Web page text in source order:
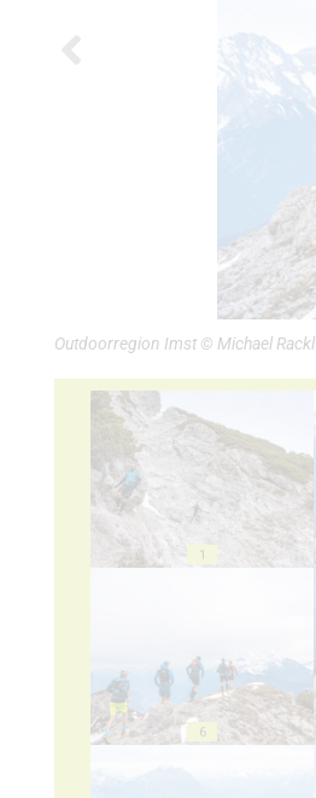
Outdoorregion Imst © Michael Rackl
1
6